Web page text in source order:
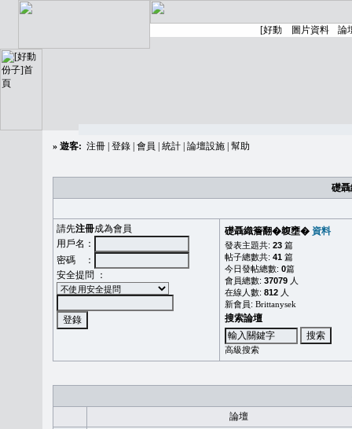
» 遊客: 注冊 登錄 會員 統計 論壇設施 幫助
礎
請先注冊成為會員
用戶名：
密碼 ：
安全提問 ：
礎聶織簷翻�䪖壅� 資料
發表主題共: 23 篇
帖子總數共: 41 篇
今日發帖總數: 0篇
會員總數: 37079 人
在線人數: 812 人
新會員: Brittanysek
搜索論壇
高級搜索
論壇